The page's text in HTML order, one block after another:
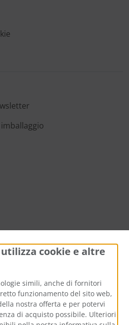
cookie e altre
simili, anche di fornitori
funzionamento del sito web,
nostra offerta e per potervi
di acquisto possibile. Ulteriori